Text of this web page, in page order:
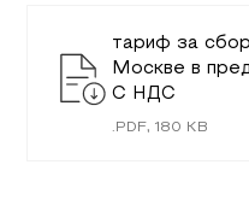
тариф за
Москве в
С НДС
PDF,180 KB